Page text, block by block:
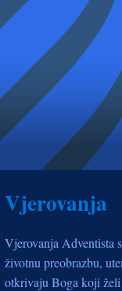
Vjerovanja
Vjerovanja Adventista
životnu preobrazbu,
otkrivaju Boga koji